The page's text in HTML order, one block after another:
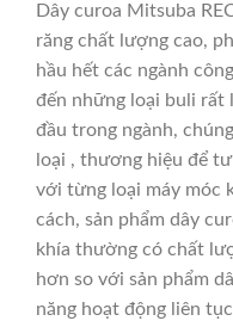
Dây curoa Mitsuba
răng chất lượng cao,
hầu hết các ngành
đến những loại buli rất
đầu trong ngành,
loại , thương hiệu để
với từng loại máy móc
cách, sản phẩm dây
khía thường có chất
hơn so với sản phẩm
năng hoạt động liên